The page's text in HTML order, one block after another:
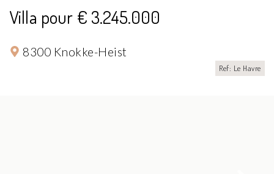
Villa pour € 3.245.000
8300 Knokke-Heist
Ref: Le Havre